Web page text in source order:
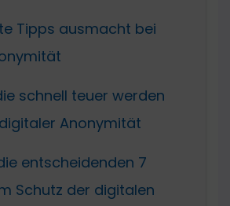
Tipps ausmacht bei
schnell teuer werden
Anonymität
entscheidenden 7
Schutz der digitalen